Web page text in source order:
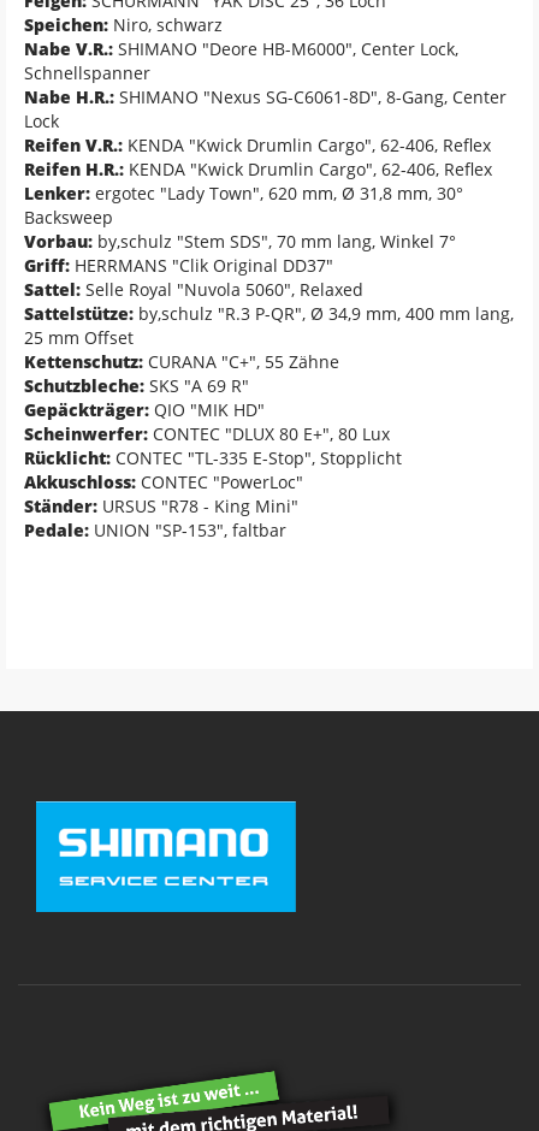
Speichen: Niro, schwarz
Nabe V.R.: SHIMANO "Deore HB-M6000", Center Lock,
Schnellspanner
Nabe H.R.: SHIMANO "Nexus SG-C6061-8D", 8-Gang, Center
Lock
Reifen V.R.: KENDA "Kwick Drumlin Cargo", 62-406, Reflex
Reifen H.R.: KENDA "Kwick Drumlin Cargo", 62-406, Reflex
Lenker: ergotec "Lady Town", 620 mm, Ø 31,8 mm, 30°
Backsweep
Vorbau: by,schulz "Stem SDS", 70 mm lang, Winkel 7°
Griff: HERRMANS "Clik Original DD37"
Sattel: Selle Royal "Nuvola 5060", Relaxed
Sattelstütze: by,schulz "R.3 P-QR", Ø 34,9 mm, 400 mm lang,
25 mm Offset
Kettenschutz: CURANA "C+", 55 Zähne
Schutzbleche: SKS "A 69 R"
Gepäckträger: QIO "MIK HD"
Scheinwerfer: CONTEC "DLUX 80 E+", 80 Lux
Rücklicht: CONTEC "TL-335 E-Stop", Stopplicht
Akkuschloss: CONTEC "PowerLoc"
Ständer: URSUS "R78 - King Mini"
Pedale: UNION "SP-153", faltbar